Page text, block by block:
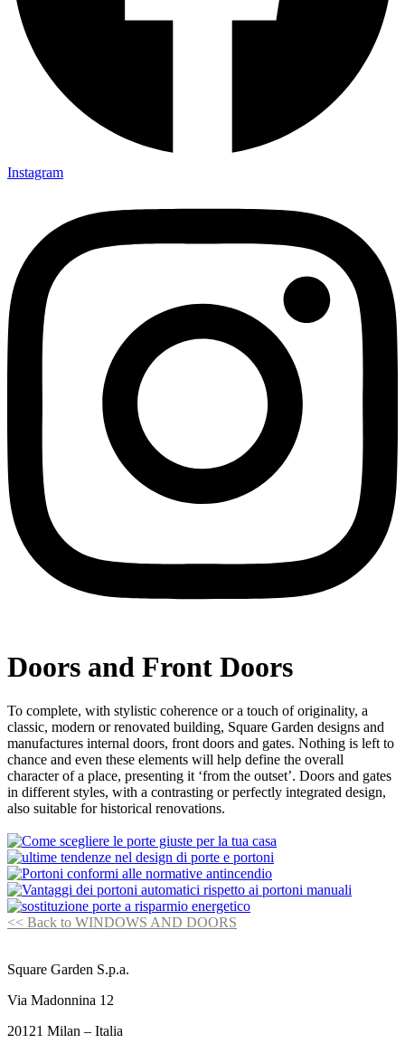
Instagram
Doors and Front Doors
To complete, with stylistic coherence or a touch of originality, a
classic, modern or renovated building, Square Garden designs and
manufactures internal doors, front doors and gates. Nothing is left to
chance and even these elements will help define the overall
character of a place, presenting it ‘from the outset’. Doors and gates
in different styles, with a contrasting or perfectly integrated design,
also suitable for historical renovations.
<< Back to WINDOWS AND DOORS
Square Garden S.p.a.
Via Madonnina 12
20121 Milan – Italia